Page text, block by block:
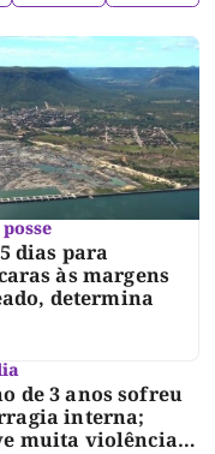
dias para
às margens
determina
de 3 anos sofreu
interna;
muita violência",